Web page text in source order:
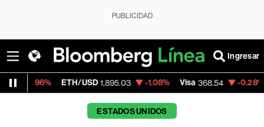
PUBLICIDAD
Ingresar
ETH/USD 1,895.03 -1.08% Visa 368.54 -0.28%
ESTADOS UNIDOS